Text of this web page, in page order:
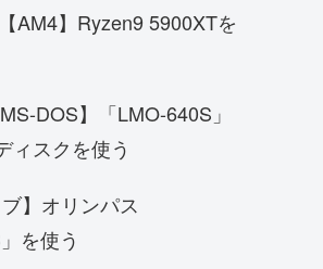
AM4】Ryzen9 5900XTを
DOS】「LMO-640S」
ィスクを使う
ブ】オリンパス
を使う